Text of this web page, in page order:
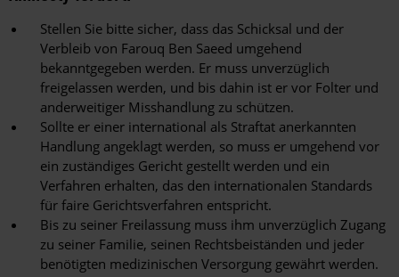
Stellen Sie bitte sicher, dass das Schicksal und der
Verbleib von Farouq Ben Saeed umgehend
bekanntgegeben werden. Er muss unverzüglich
freigelassen werden, und bis dahin ist er vor Folter und
anderweitiger Misshandlung zu schützen.
Sollte er einer international als Straftat anerkannten
Handlung angeklagt werden, so muss er umgehend vor
ein zuständiges Gericht gestellt werden und ein
Verfahren erhalten, das den internationalen Standards
für faire Gerichtsverfahren entspricht.
Bis zu seiner Freilassung muss ihm unverzüglich Zugang
zu seiner Familie, seinen Rechtsbeiständen und jeder
benötigten medizinischen Versorgung gewährt werden.